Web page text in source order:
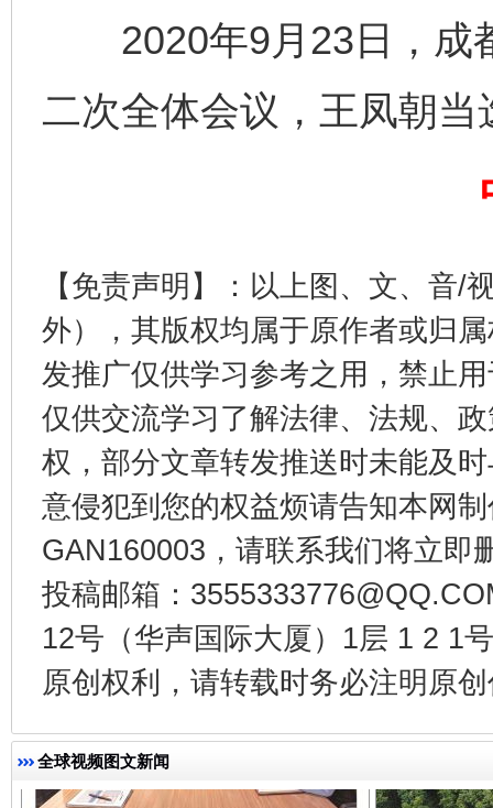
2020年9月23日，成
二次全体会议，王凤朝当
【免责声明】：以上图、文、音/
外），其版权均属于原作者或归
发推广仅供学习参考之用，禁止
仅供交流学习了解法律、法规、
权，部分文章转发推送时未能及
意侵犯到您的权益烦请告知本网
GAN160003，请联系我们将立即
投稿邮箱：
12号（华声国际大厦）1层 1 2 1
原创权利，请转载时务必注明原
全球视频图文新闻
东山县通报“牛蛙产品抗生素超标问题” 法
千年窑火 生生不息 一